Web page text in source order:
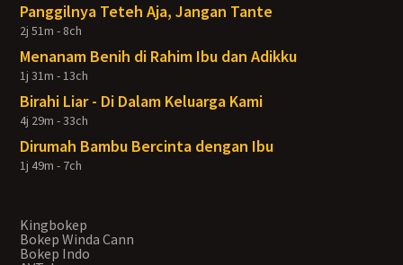
Panggilnya Teteh Aja, Jangan Tante
2j 51m - 8ch
Menanam Benih di Rahim Ibu dan Adikku
1j 31m - 13ch
Birahi Liar - Di Dalam Keluarga Kami
4j 29m - 33ch
Dirumah Bambu Bercinta dengan Ibu
1j 49m - 7ch
Kingbokep
Bokep Winda Cann
Bokep Indo